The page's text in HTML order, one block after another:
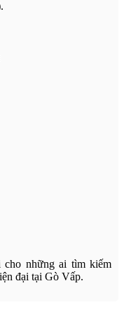
cho những ai tìm kiếm
đại tại Gò Vấp.